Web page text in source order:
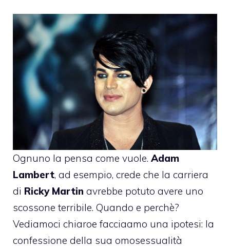
Ognuno la pensa come vuole. Adam
Lambert, ad esempio, crede che la carriera
di Ricky Martin avrebbe potuto avere uno
scossone terribile. Quando e perchè?
Vediamoci chiaroe facciaamo una ipotesi: la
confessione della sua omosessualità